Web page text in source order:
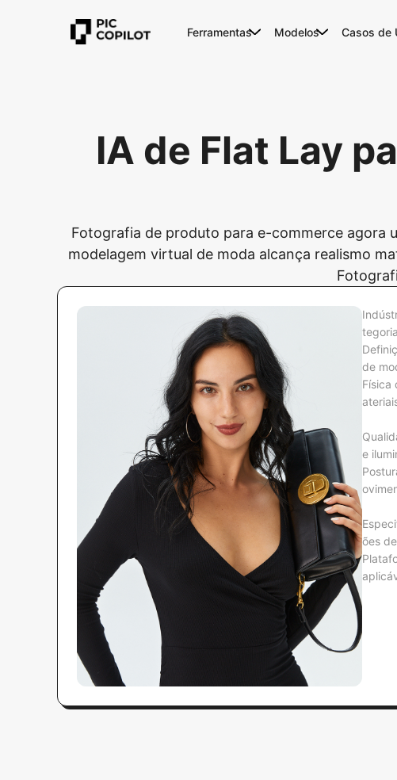
Ferramentas Modelos Casos de
IA de Flat Lay
Fotografia de produto para e-commerce agora
modelagem virtual de moda alcança realismo
tegoria
de
Física
e
o
ões
a